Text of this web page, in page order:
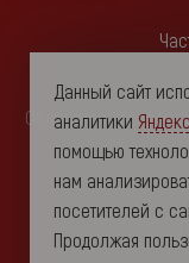
Областное
Данный сайт
аналитики
помощью
нам
посетителей с
Продолжая